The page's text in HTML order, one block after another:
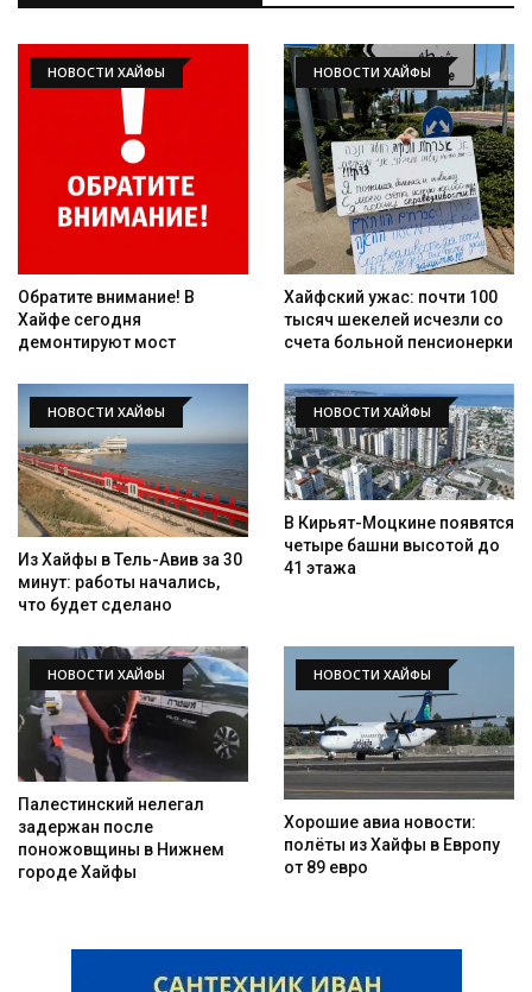
НОВОСТИ ХАЙФЫ
Обратите внимание! В
Хайфе сегодня
демонтируют мост
НОВОСТИ ХАЙФЫ
Хайфский ужас: почти 100
тысяч шекелей исчезли со
счета больной пенсионерки
НОВОСТИ ХАЙФЫ
Из Хайфы в Тель-Авив за 30
минут: работы начались,
что будет сделано
НОВОСТИ ХАЙФЫ
В Кирьят-Моцкине появятся
четыре башни высотой до
41 этажа
НОВОСТИ ХАЙФЫ
Палестинский нелегал
задержан после
поножовщины в Нижнем
городе Хайфы
НОВОСТИ ХАЙФЫ
Хорошие авиа новости:
полёты из Хайфы в Европу
от 89 евро